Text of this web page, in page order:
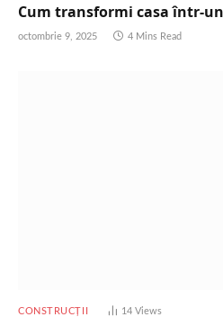
Cum transformi casa într-
octombrie 9, 2025 4 Mins Read
CONSTRUCȚII 14Views